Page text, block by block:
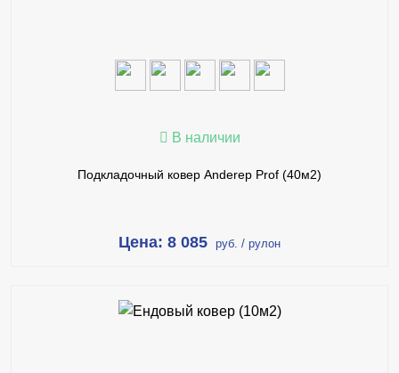
В наличии
Подкладочный ковер Anderep Prof (40м2)
Цена: 8 085 руб. / рулон
В КОРЗИНУ